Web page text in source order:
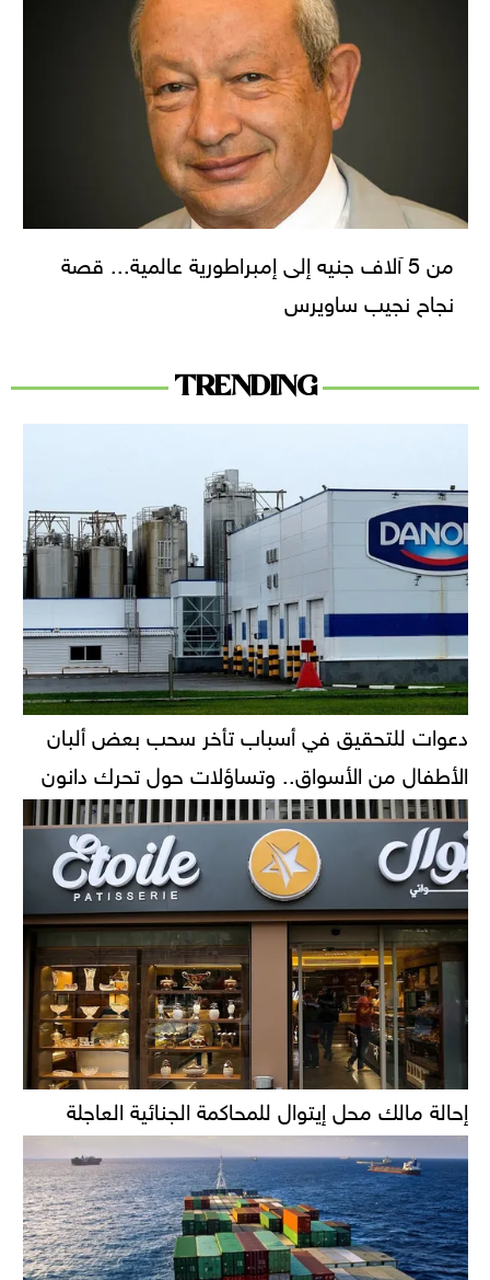
من 5 آلاف جنيه إلى إمبراطورية عالمية... قصة
نجاح نجيب ساويرس
TRENDING
دعوات للتحقيق في أسباب تأخر سحب بعض ألبان
الأطفال من الأسواق.. وتساؤلات حول تحرك دانون
إحالة مالك محل إيتوال للمحاكمة الجنائية العاجلة